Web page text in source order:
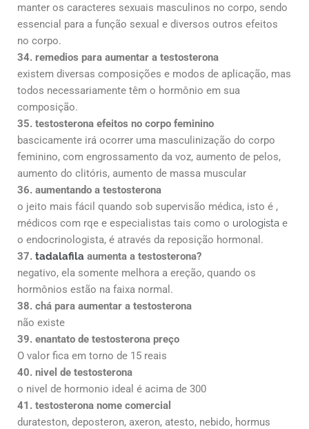
manter os caracteres sexuais masculinos no corpo, sendo
essencial para a função sexual e diversos outros efeitos
no corpo.
34. remedios para aumentar a testosterona
existem diversas composições e modos de aplicação, mas
todos necessariamente têm o hormônio em sua
composição.
35. testosterona efeitos no corpo feminino
bascicamente irá ocorrer uma masculinização do corpo
feminino, com engrossamento da voz, aumento de pelos,
aumento do clitóris, aumento de massa muscular
36. aumentando a testosterona
o jeito mais fácil quando sob supervisão médica, isto é ,
médicos com rqe e especialistas tais como o urologista e
o endocrinologista, é através da reposição hormonal.
37. tadalafila aumenta a testosterona?
negativo, ela somente melhora a ereção, quando os
hormônios estão na faixa normal.
38. chá para aumentar a testosterona
não existe
39. enantato de testosterona preço
O valor fica em torno de 15 reais
40. nivel de testosterona
o nivel de hormonio ideal é acima de 300
41. testosterona nome comercial
durateston, deposteron, axeron, atesto, nebido, hormus